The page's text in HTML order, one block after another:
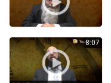
8:07